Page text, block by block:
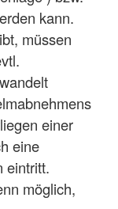
kann.
müssen
einer
eine
eintritt.
möglich,